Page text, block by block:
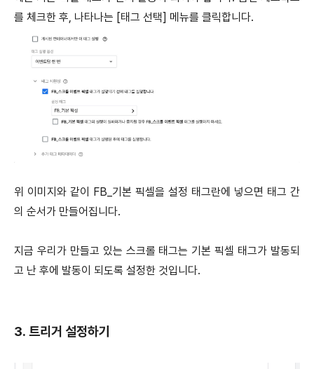
를 체크한 후, 나타나는 [태그 선택] 메뉴를 클릭합니다.
위 이미지와 같이 FB_기본 픽셀을 설정 태그란에 넣으면 태그 간
의 순서가 만들어집니다.
지금 우리가 만들고 있는 스크롤 태그는 기본 픽셀 태그가 발동되
고 난 후에 발동이 되도록 설정한 것입니다.
3. 트리거 설정하기